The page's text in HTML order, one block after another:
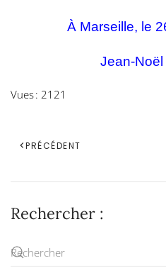
À Marseille, le
Jean-
Vues : 2121
PRÉCÉDENT
Rechercher :